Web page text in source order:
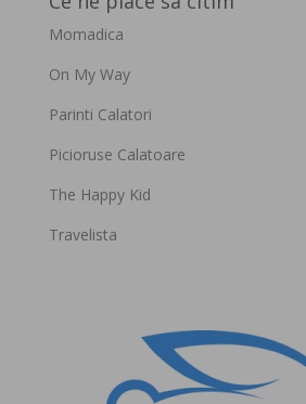
Momadica
On My Way
Parinti Calatori
Picioruse Calatoare
The Happy Kid
Travelista